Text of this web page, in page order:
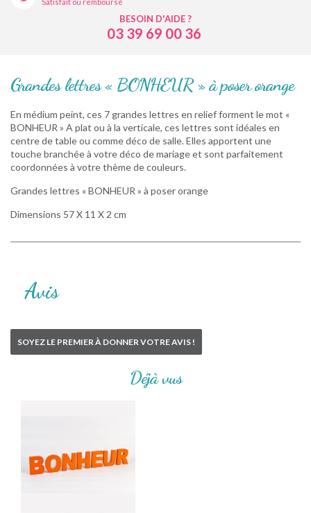
BESOIN D'AIDE ?
03 39 69 00 36
Grandes lettres « BONHEUR » à poser orange
En médium peint, ces 7 grandes lettres en relief forment le mot «
BONHEUR » A plat ou à la verticale, ces lettres sont idéales en
centre de table ou comme déco de salle. Elles apportent une
touche branchée à votre déco de mariage et sont parfaitement
coordonnées à votre thème de couleurs.
Grandes lettres « BONHEUR » à poser orange
Dimensions 57 X 11 X 2 cm
Avis
SOYEZ LE PREMIER À DONNER VOTRE AVIS !
Déjà vus